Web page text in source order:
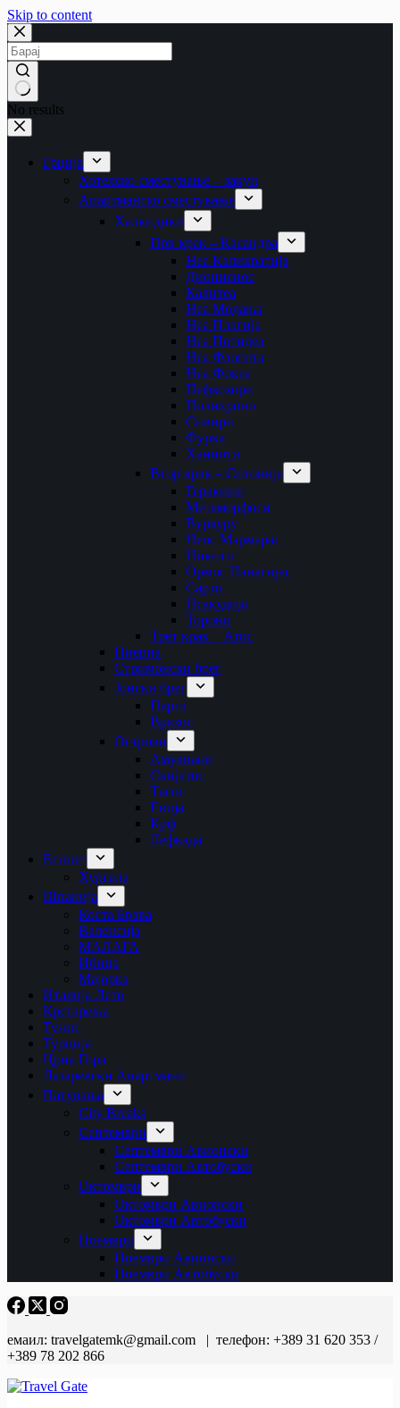
Skip to content
No results
Грција
Хотелско сместување – закуп
Апартманско сместување
Халкидики
Прв крак – Касандра
Неа Каликратија
Дионисиос
Калитеа
Неа Модања
Неа Плагија
Неа Потидеа
Неа Флогита
Неа Фокеа
Пефкохори
Полихроно
Сивири
Фурка
Ханиоти
Втор крак – Ситонија
Геракини
Метаморфоси
Вурвуру
Неос Мармарас
Никити
Ормос Панагијас
Сарти
Псакудија
Торони
Трет крак – Атос
Пиериа
Стримонски брег
Јонски брег
Парга
Врахос
Острови
Амулиани
Скијатос
Тасос
Евија
Крф
Лефкада
Египет
Хургада
Шпанија
Коста Брава
Валенсија
МАЛАГА
Ибица
Мајорка
Италија Лето
Крстарења
Тунис
Турција
Црна Гора
Лазаревски Апартмани
Патувања
City Breaks
Септември
Септември Авионски
Септември Автобуски
Октомври
Октомври Авионски
Октомври Автобуски
Ноември
Ноември Авионски
Ноември Автобуски
емаил: travelgatemk@gmail.com | телефон: +389 31 620 353 /
+389 78 202 866